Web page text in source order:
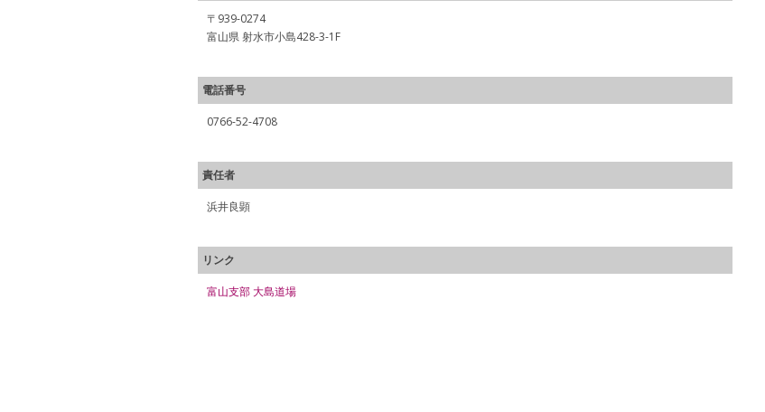
〒939-0274
富山県 射水市小島428-3-1F
電話番号
0766-52-4708
責任者
浜井良顕
リンク
富山支部 大島道場